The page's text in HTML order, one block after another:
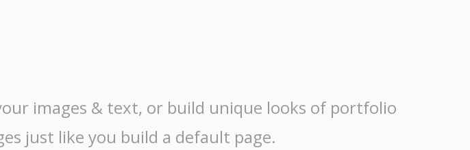
images & text, or build unique looks of portfolio
just like you build a default page.